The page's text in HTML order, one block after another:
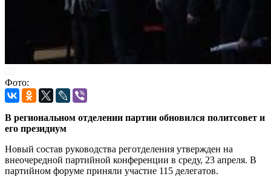
Фото:
В региональном отделении партии обновился политсовет и
его президиум
Новый состав руководства реготделения утвержден на
внеочередной партийной конференции в среду, 23 апреля. В
партийном форуме приняли участие 115 делегатов.